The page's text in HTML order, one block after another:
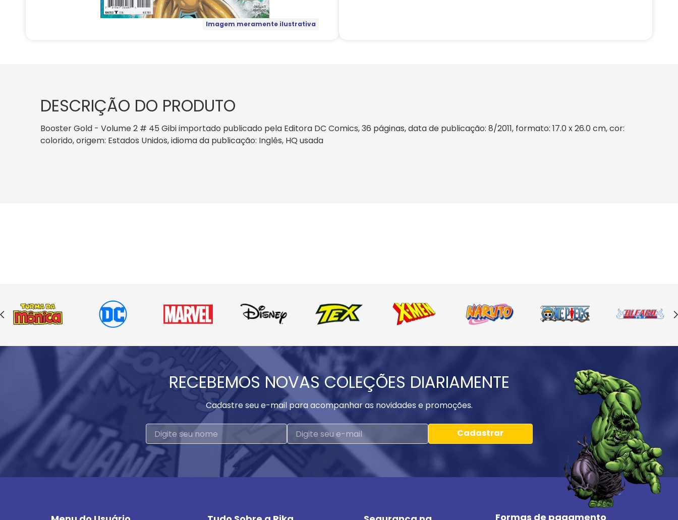
Imagem meramente ilustrativa
DESCRIÇÃO DO PRODUTO
Booster Gold - Volume 2 # 45 Gibi importado publicado pela Editora DC Comics, 36 páginas, data de publicação: 8/2011, formato: 17.0 x 26.0 cm, cor:
colorido, origem: Estados Unidos, idioma da publicação: Inglês, HQ usada
RECEBEMOS NOVAS COLEÇÕES DIARIAMENTE
Cadastre seu e-mail para acompanhar as novidades e promoções.
Cadastrar
Formas de pagamento